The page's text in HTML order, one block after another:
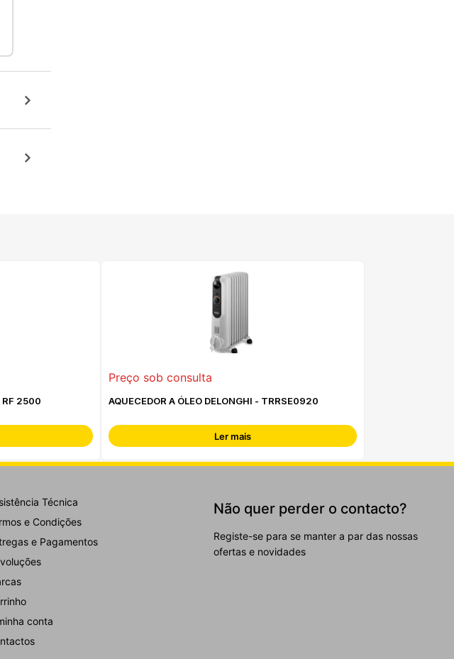
RF 2500
Preço sob consulta
AQUECEDOR A ÓLEO DELONGHI - TRRSE0920
Ler mais
Técnica
e Condições
e Pagamentos
conta
Não quer perder o contacto?
Registe-se para se manter a par das nossas
ofertas e novidades